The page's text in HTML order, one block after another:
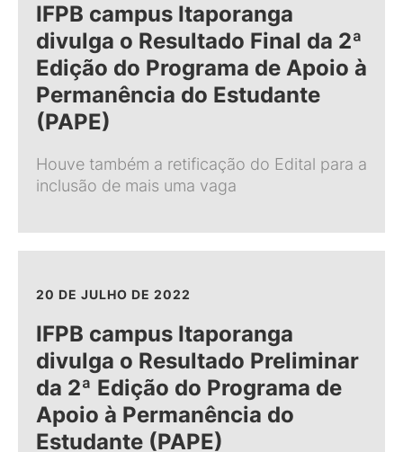
IFPB campus Itaporanga
divulga o Resultado Final da 2ª
Edição do Programa de Apoio à
Permanência do Estudante
(PAPE)
Houve também a retificação do Edital para a
inclusão de mais uma vaga
20 DE JULHO DE 2022
IFPB campus Itaporanga
divulga o Resultado Preliminar
da 2ª Edição do Programa de
Apoio à Permanência do
Estudante (PAPE)